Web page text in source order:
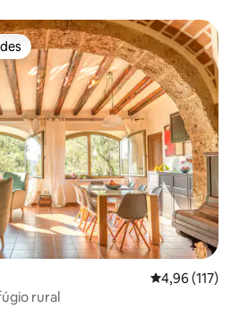
dos hóspedes
4,96 de uma
4,96 (117)
rural